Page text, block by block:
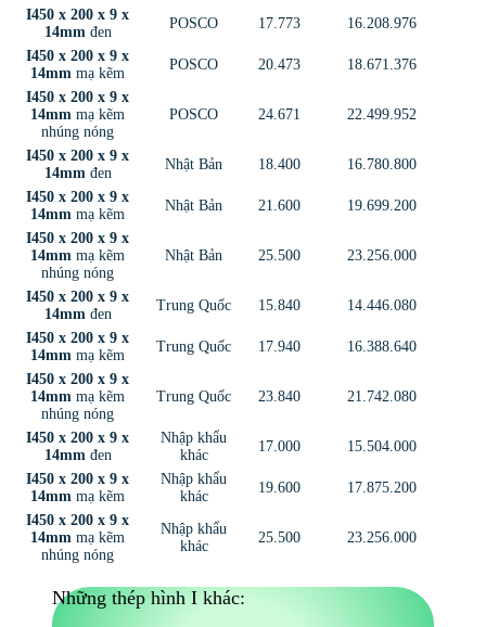
I450 x 200 x 9 x
14mm đen
POSCO 17.773
16.208.976
I450 x 200 x 9 x
14mm mạ kẽm
POSCO 20.473
18.671.376
I450 x 200 x 9 x
14mm mạ kẽm
nhúng nóng
POSCO 24.671 22.499.952
I450 x 200 x 9 x
14mm đen
Nhật Bản 18.400
16.780.800
I450 x 200 x 9 x
14mm mạ kẽm
Nhật Bản 21.600
19.699.200
I450 x 200 x 9 x
14mm mạ kẽm
nhúng nóng
Nhật Bản 25.500 23.256.000
I450 x 200 x 9 x
14mm đen
Trung Quốc 15.840
14.446.080
I450 x 200 x 9 x
14mm mạ kẽm
Trung Quốc 17.940
16.388.640
I450 x 200 x 9 x
14mm mạ kẽm
nhúng nóng
Trung Quốc 23.840 21.742.080
I450 x 200 x 9 x
14mm đen
Nhập khẩu
khác
17.000
15.504.000
I450 x 200 x 9 x
14mm mạ kẽm
Nhập khẩu
khác
19.600
17.875.200
I450 x 200 x 9 x
14mm mạ kẽm
nhúng nóng
Nhập khẩu
khác
25.500 23.256.000
Những thép hình I khác: